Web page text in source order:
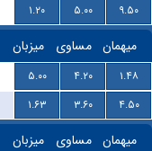
۱.۲۰ ۵.۰۰
۹.۵۰
میزبان مساوی میهمان
۵.۰۰ ۴.۲۰
۱.۴۸
۱.۶۳ ۳.۶۰
۴.۵۰
میزبان مساوی میهمان